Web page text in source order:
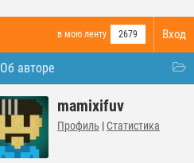
Вход
в мою ленту 2679
Об авторе
mamixifuv
Профиль | Статистика